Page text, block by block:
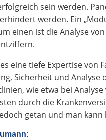
sein werden.
werden. Ein
einen ist die Analyse
eine tiefe Expertise von
Sicherheit und
wie etwa bei
durch die
getan und man